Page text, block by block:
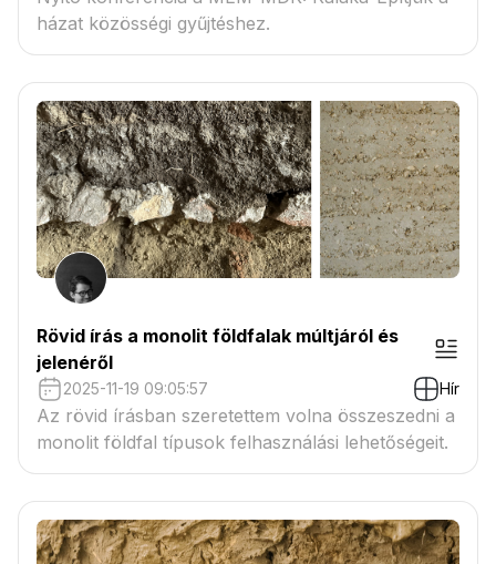
házat közösségi gyűjtéshez.
Rövid írás a monolit földfalak múltjáról és
jelenéről
2025-11-19 09:05:57 Hír
Az rövid írásban szeretettem volna összeszedni a
monolit földfal típusok felhasználási lehetőségeit.